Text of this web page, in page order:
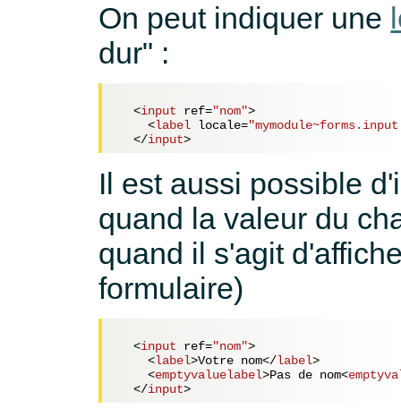
On peut indiquer une
dur" :
<input ref="nom">
<label locale=
</input>
Il est aussi possible
quand la valeur du
quand il s'agit
formulaire)
<input ref="nom">
<label>Votre nom</label>
<emptyvaluelabel>Pas de nom<
</input>